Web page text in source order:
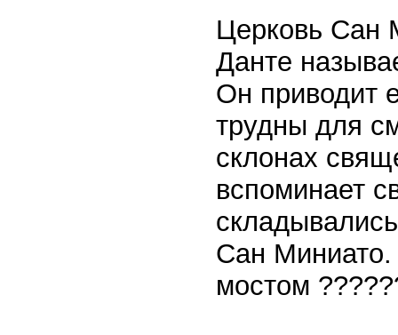
Церковь Сан
Данте
Он приводит
трудны для
склонах
вспоминает
Сан Миниато.
мостом